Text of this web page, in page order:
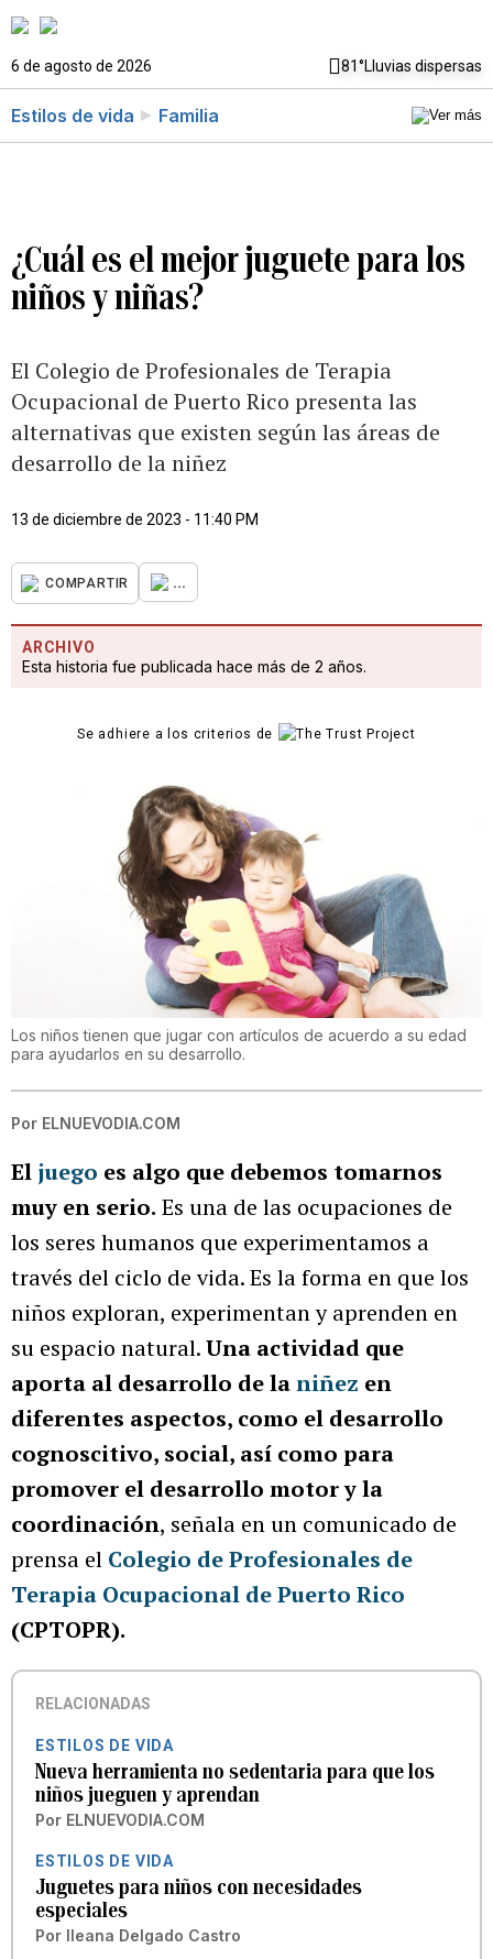
6 de agosto de 2026 81°Lluvias dispersas
Estilos de vida Familia
¿Cuál es el mejor juguete para los
niños y niñas?
El Colegio de Profesionales de Terapia
Ocupacional de Puerto Rico presenta las
alternativas que existen según las áreas de
desarrollo de la niñez
13 de diciembre de 2023 - 11:40 PM
COMPARTIR ...
ARCHIVO
Esta historia fue publicada hace más de 2 años.
Se adhiere a los criterios de
Los niños tienen que jugar con artículos de acuerdo a su edad
para ayudarlos en su desarrollo.
Por ELNUEVODIA.COM
El juego es algo que debemos tomarnos
muy en serio. Es una de las ocupaciones de
los seres humanos que experimentamos a
través del ciclo de vida. Es la forma en que los
niños exploran, experimentan y aprenden en
su espacio natural.Una actividad que
aporta al desarrollo de laniñez en
diferentes aspectos, como el desarrollo
cognoscitivo, social, así como para
promover el desarrollo motor y la
coordinación, señala en un comunicado de
prensa el Colegio de Profesionales de
Terapia Ocupacional de Puerto Rico
(CPTOPR).
RELACIONADAS
ESTILOS DE VIDA
Nueva herramienta no sedentaria para que los
niños jueguen y aprendan
Por ELNUEVODIA.COM
ESTILOS DE VIDA
Juguetes para niños con necesidades
especiales
Por Ileana Delgado Castro